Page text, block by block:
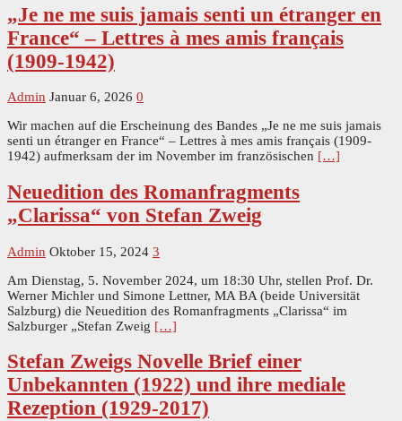
„Je ne me suis jamais senti un étranger en
France“ – Lettres à mes amis français
(1909-1942)
Admin Januar 6, 2026 0
Wir machen auf die Erscheinung des Bandes „Je ne me suis jamais
senti un étranger en France“ – Lettres à mes amis français (1909-
1942) aufmerksam der im November im französischen […]
Neuedition des Romanfragments
„Clarissa“ von Stefan Zweig
Admin Oktober 15, 2024 3
Am Dienstag, 5. November 2024, um 18:30 Uhr, stellen Prof. Dr.
Werner Michler und Simone Lettner, MA BA (beide Universität
Salzburg) die Neuedition des Romanfragments „Clarissa“ im
Salzburger „Stefan Zweig […]
Stefan Zweigs Novelle Brief einer
Unbekannten (1922) und ihre mediale
Rezeption (1929-2017)